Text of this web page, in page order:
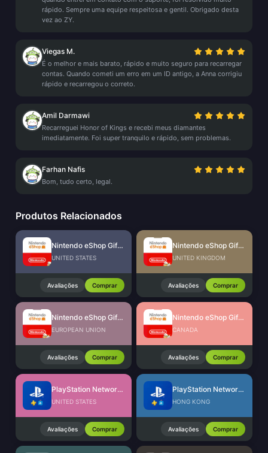
rápido. Sempre uma equipe respeitosa e gentil. Obrigado desta
vez ao ZY.
Viegas M.
É o melhor e mais barato, rápido e muito seguro para recarregar
contas. Quando cometi um erro em um ID antigo, a Anna corrigiu
rápido e recarregou o correto.
Amil Darmawi
Recarreguei Honor of Kings e recebi meus diamantes
imediatamente. Foi super tranquilo e rápido, sem problemas.
Farhan Nafis
Bom, tudo certo, legal.
Produtos Relacionados
Nintendo eShop Gift Card (US)
UNITED STATES
Avaliações Comprar
Nintendo eShop Gift Card (UK)
UNITED KINGDOM
Avaliações Comprar
Nintendo eShop Gift Card (EU)
EUROPEAN UNION
Avaliações Comprar
Nintendo eShop Gift Card (CA)
CANADA
Avaliações Comprar
PlayStation Network Card (US)
UNITED STATES
Avaliações Comprar
PlayStation Network Card (HK)
HONG KONG
Avaliações Comprar